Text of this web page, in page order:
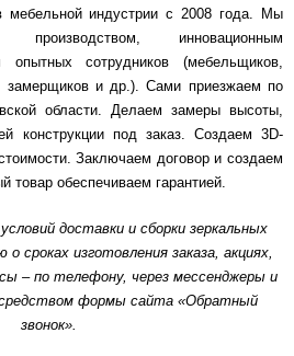
мебельной индустрии с 2008 года. Мы
инновационным
сотрудников (мебельщиков,
замерщиков и др.). Сами приезжаем по
области. Делаем замеры высоты,
конструкции под заказ. Создаем 3D-
Заключаем договор и создаем
товар обеспечиваем гарантией.
доставки и сборки зеркальных
сроках изготовления заказа, акциях,
– по телефону, через мессенджеры и
формы сайта «Обратный
звонок».